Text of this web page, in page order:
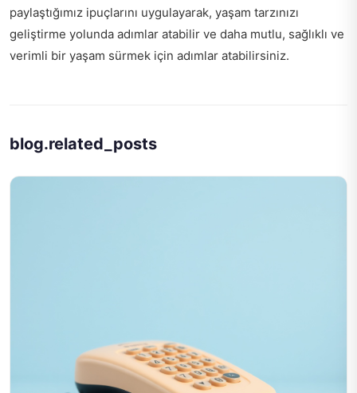
paylaştığımız ipuçlarını uygulayarak, yaşam tarzınızı
geliştirme yolunda adımlar atabilir ve daha mutlu, sağlıklı ve
verimli bir yaşam sürmek için adımlar atabilirsiniz.
blog.related_posts